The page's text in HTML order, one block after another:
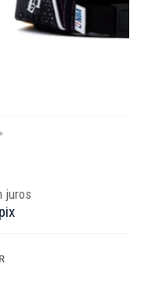
juros
pix